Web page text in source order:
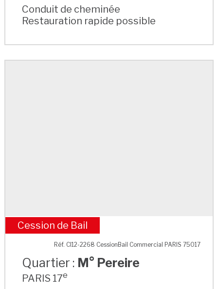
Conduit de cheminée
Restauration rapide possible
M° Pereire
Cession de Bail
Réf. CI12-2268 CessionBail Commercial PARIS 75017
Quartier : M° Pereire
PARIS 17e